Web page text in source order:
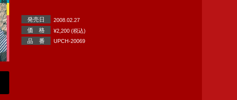
発売日 2008.02.27
価 格 ¥2,200 (税込)
品 番 UPCH-20069